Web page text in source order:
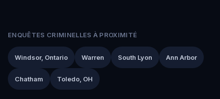
ENQUÊTES CRIMINELLES À PROXIMITÉ
Windsor, Ontario Warren South Lyon Ann Arbor
Chatham Toledo, OH